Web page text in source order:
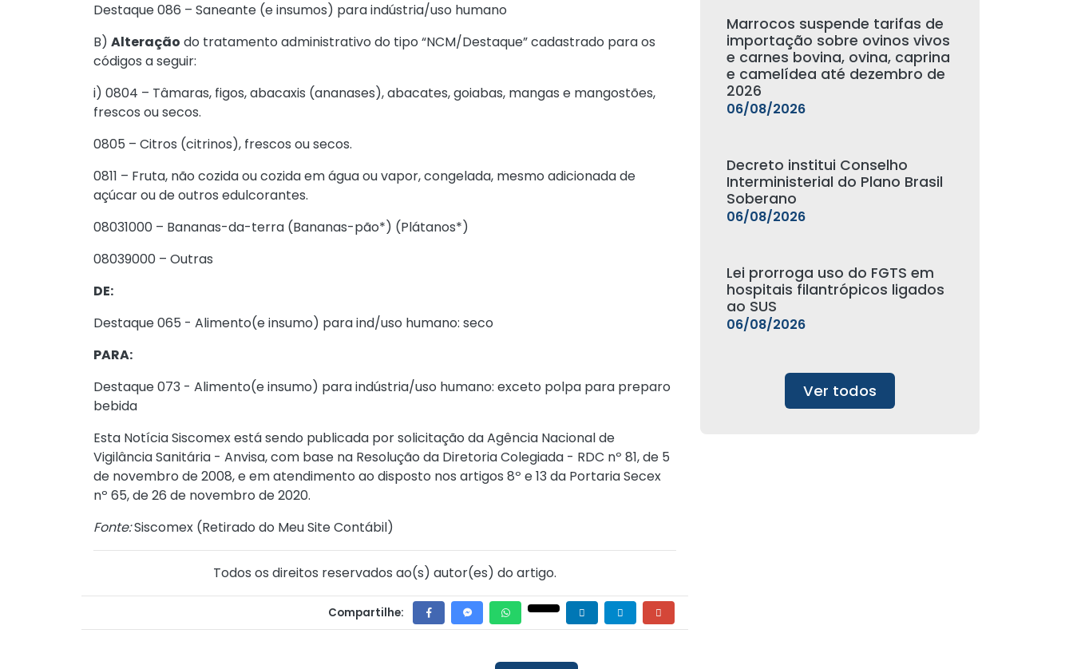
Destaque 086 – Saneante (e insumos) para indústria/uso humano
B) Alteração do tratamento administrativo do tipo “NCM/Destaque” cadastrado para os
códigos a seguir:
i) 0804 – Tâmaras, figos, abacaxis (ananases), abacates, goiabas, mangas e mangostões,
frescos ou secos.
0805 – Citros (citrinos), frescos ou secos.
0811 – Fruta, não cozida ou cozida em água ou vapor, congelada, mesmo adicionada de
açúcar ou de outros edulcorantes.
08031000 – Bananas-da-terra (Bananas-pão*) (Plátanos*)
08039000 – Outras
DE:
Destaque 065 - Alimento(e insumo) para ind/uso humano: seco
PARA:
Destaque 073 - Alimento(e insumo) para indústria/uso humano: exceto polpa para preparo
bebida
Esta Notícia Siscomex está sendo publicada por solicitação da Agência Nacional de
Vigilância Sanitária - Anvisa, com base na Resolução da Diretoria Colegiada - RDC nº 81, de 5
de novembro de 2008, e em atendimento ao disposto nos artigos 8º e 13 da Portaria Secex
nº 65, de 26 de novembro de 2020.
Fonte:Siscomex (Retirado do Meu Site Contábil)
Todos os direitos reservados ao(s) autor(es) do artigo.
Compartilhe:
Marrocos suspende tarifas de
importação sobre ovinos vivos
e carnes bovina, ovina, caprina
e camelídea até dezembro de
2026
06/08/2026
Decreto institui Conselho
Interministerial do Plano Brasil
Soberano
06/08/2026
Lei prorroga uso do FGTS em
hospitais filantrópicos ligados
ao SUS
06/08/2026
Ver todos